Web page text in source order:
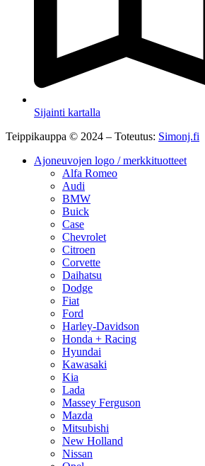
Sijainti kartalla
Teippikauppa © 2024 – Toteutus: Simonj.fi
Ajoneuvojen logo / merkkituotteet
Alfa Romeo
Audi
BMW
Buick
Case
Chevrolet
Citroen
Corvette
Daihatsu
Dodge
Fiat
Ford
Harley-Davidson
Honda + Racing
Hyundai
Kawasaki
Kia
Lada
Massey Ferguson
Mazda
Mitsubishi
New Holland
Nissan